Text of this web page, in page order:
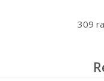
309